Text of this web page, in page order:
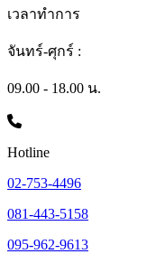
เวลาทำการ
จันทร์-ศุกร์ :
09.00 - 18.00 น.
Hotline
02-753-4496
081-443-5158
095-962-9613